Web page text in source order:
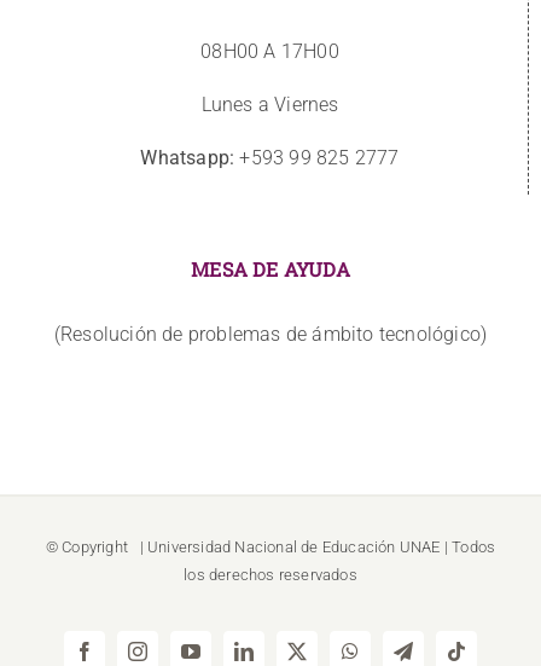
08H00 A 17H00
Lunes a Viernes
Whatsapp: +593 99 825 2777
MESA DE AYUDA
(Resolución de problemas de ámbito tecnológico)
© Copyright | Universidad Nacional de Educación UNAE | Todos
los derechos reservados
FacebookInstagramYouTubeLinkedIn
X WhatsAppTelegramTiktok